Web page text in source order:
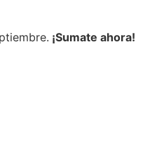
¡Sumate ahora!